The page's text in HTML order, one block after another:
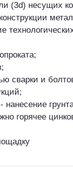
(3d) несущих
сварки и
нанесение
горячее